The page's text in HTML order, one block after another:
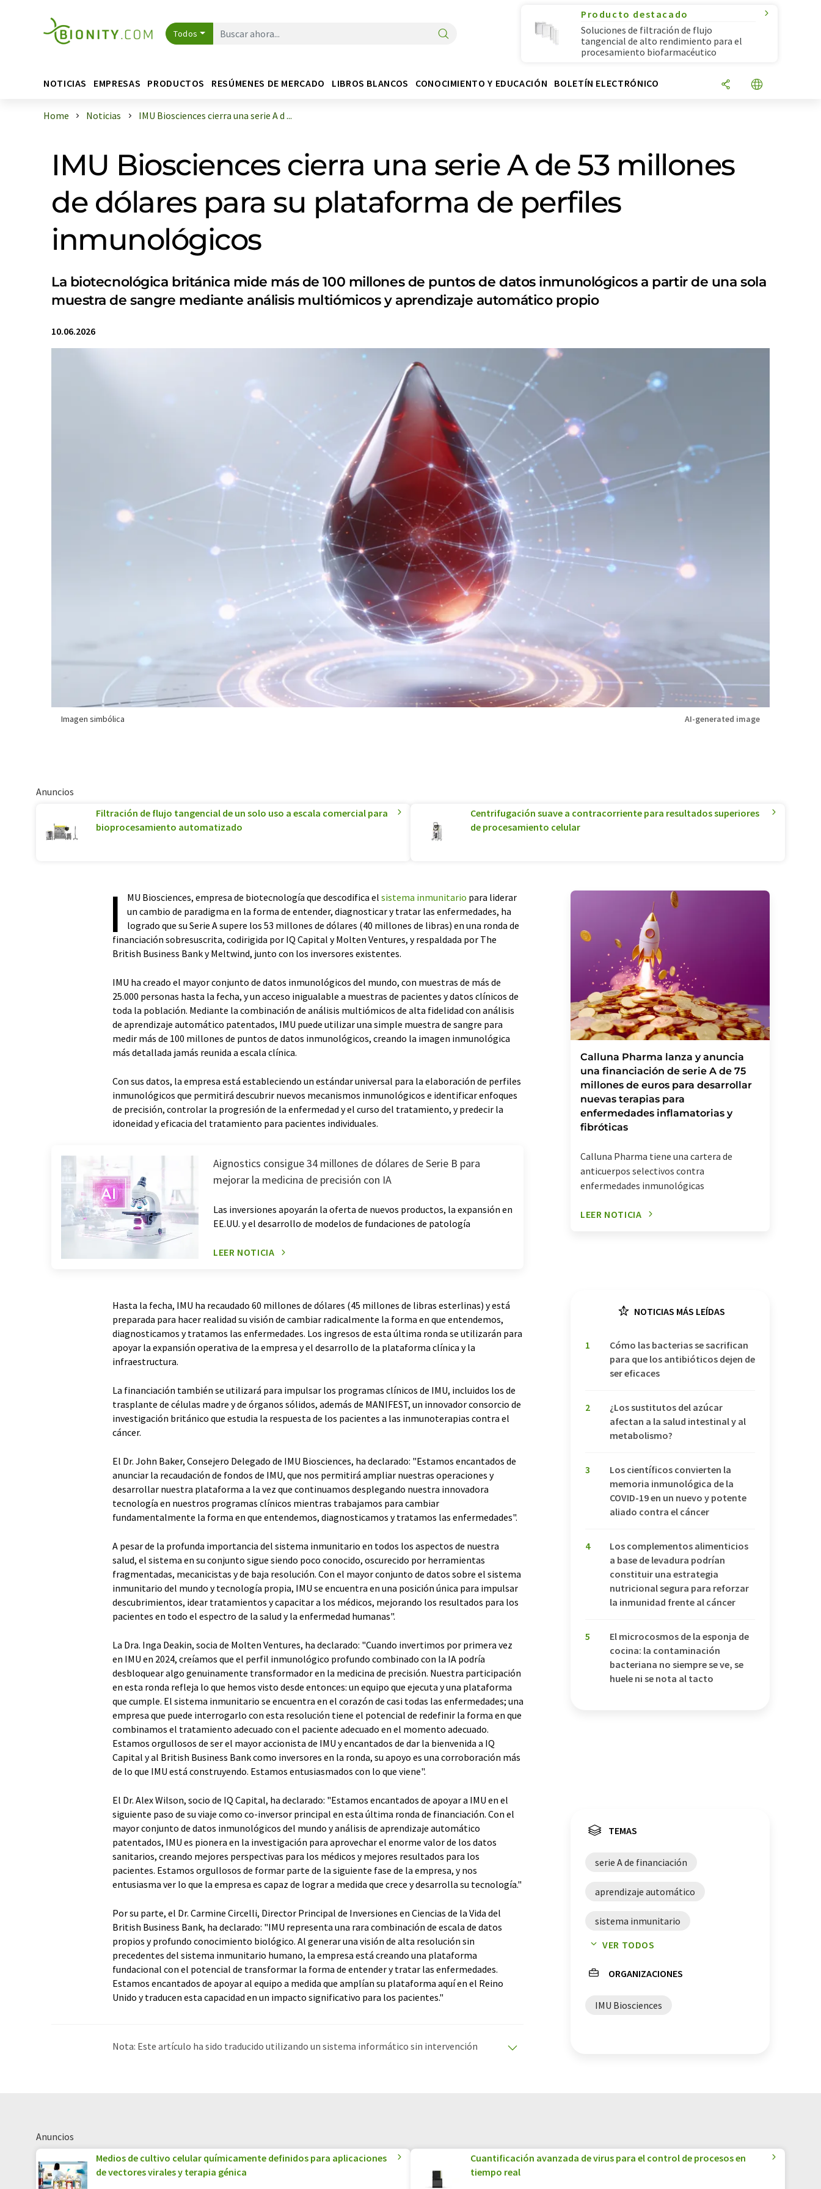
Todos
Producto destacado
Soluciones de filtración de flujo
tangencial de alto rendimiento para el
procesamiento biofarmacéutico
NOTICIAS EMPRESAS PRODUCTOS RESÚMENES DE MERCADO LIBROS BLANCOS CONOCIMIENTO Y EDUCACIÓN BOLETÍN ELECTRÓNICO
Home Noticias IMU Biosciences cierra una serie A d ...
IMU Biosciences cierra una serie A de 53 millones
de dólares para su plataforma de perfiles
inmunológicos
La biotecnológica británica mide más de 100 millones de puntos de datos inmunológicos a partir de una sola
muestra de sangre mediante análisis multiómicos y aprendizaje automático propio
10.06.2026
Imagen simbólica AI-generated image
Anuncios
Filtración de flujo tangencial de un solo uso a escala comercial para
bioprocesamiento automatizado
Centrifugación suave a contracorriente para resultados superiores
de procesamiento celular
I MU Biosciences, empresa de biotecnología que descodifica el sistema inmunitario para liderar
un cambio de paradigma en la forma de entender, diagnosticar y tratar las enfermedades, ha
logrado que su Serie A supere los 53 millones de dólares (40 millones de libras) en una ronda de
financiación sobresuscrita, codirigida por IQ Capital y Molten Ventures, y respaldada por The
British Business Bank y Meltwind, junto con los inversores existentes.
IMU ha creado el mayor conjunto de datos inmunológicos del mundo, con muestras de más de
25.000 personas hasta la fecha, y un acceso inigualable a muestras de pacientes y datos clínicos de
toda la población. Mediante la combinación de análisis multiómicos de alta fidelidad con análisis
de aprendizaje automático patentados, IMU puede utilizar una simple muestra de sangre para
medir más de 100 millones de puntos de datos inmunológicos, creando la imagen inmunológica
más detallada jamás reunida a escala clínica.
Con sus datos, la empresa está estableciendo un estándar universal para la elaboración de perfiles
inmunológicos que permitirá descubrir nuevos mecanismos inmunológicos e identificar enfoques
de precisión, controlar la progresión de la enfermedad y el curso del tratamiento, y predecir la
idoneidad y eficacia del tratamiento para pacientes individuales.
Aignostics consigue 34 millones de dólares de Serie B para
mejorar la medicina de precisión con IA
Las inversiones apoyarán la oferta de nuevos productos, la expansión en
EE.UU. y el desarrollo de modelos de fundaciones de patología
LEER NOTICIA
Hasta la fecha, IMU ha recaudado 60 millones de dólares (45 millones de libras esterlinas) y está
preparada para hacer realidad su visión de cambiar radicalmente la forma en que entendemos,
diagnosticamos y tratamos las enfermedades. Los ingresos de esta última ronda se utilizarán para
apoyar la expansión operativa de la empresa y el desarrollo de la plataforma clínica y la
infraestructura.
La financiación también se utilizará para impulsar los programas clínicos de IMU, incluidos los de
trasplante de células madre y de órganos sólidos, además de MANIFEST, un innovador consorcio de
investigación británico que estudia la respuesta de los pacientes a las inmunoterapias contra el
cáncer.
El Dr. John Baker, Consejero Delegado de IMU Biosciences, ha declarado: "Estamos encantados de
anunciar la recaudación de fondos de IMU, que nos permitirá ampliar nuestras operaciones y
desarrollar nuestra plataforma a la vez que continuamos desplegando nuestra innovadora
tecnología en nuestros programas clínicos mientras trabajamos para cambiar
fundamentalmente la forma en que entendemos, diagnosticamos y tratamos las enfermedades".
A pesar de la profunda importancia del sistema inmunitario en todos los aspectos de nuestra
salud, el sistema en su conjunto sigue siendo poco conocido, oscurecido por herramientas
fragmentadas, mecanicistas y de baja resolución. Con el mayor conjunto de datos sobre el sistema
inmunitario del mundo y tecnología propia, IMU se encuentra en una posición única para impulsar
descubrimientos, idear tratamientos y capacitar a los médicos, mejorando los resultados para los
pacientes en todo el espectro de la salud y la enfermedad humanas".
La Dra. Inga Deakin, socia de Molten Ventures, ha declarado: "Cuando invertimos por primera vez
en IMU en 2024, creíamos que el perfil inmunológico profundo combinado con la IA podría
desbloquear algo genuinamente transformador en la medicina de precisión. Nuestra participación
en esta ronda refleja lo que hemos visto desde entonces: un equipo que ejecuta y una plataforma
que cumple. El sistema inmunitario se encuentra en el corazón de casi todas las enfermedades; una
empresa que puede interrogarlo con esta resolución tiene el potencial de redefinir la forma en que
combinamos el tratamiento adecuado con el paciente adecuado en el momento adecuado.
Estamos orgullosos de ser el mayor accionista de IMU y encantados de dar la bienvenida a IQ
Capital y al British Business Bank como inversores en la ronda, su apoyo es una corroboración más
de lo que IMU está construyendo. Estamos entusiasmados con lo que viene".
El Dr. Alex Wilson, socio de IQ Capital, ha declarado: "Estamos encantados de apoyar a IMU en el
siguiente paso de su viaje como co-inversor principal en esta última ronda de financiación. Con el
mayor conjunto de datos inmunológicos del mundo y análisis de aprendizaje automático
patentados, IMU es pionera en la investigación para aprovechar el enorme valor de los datos
sanitarios, creando mejores perspectivas para los médicos y mejores resultados para los
pacientes. Estamos orgullosos de formar parte de la siguiente fase de la empresa, y nos
entusiasma ver lo que la empresa es capaz de lograr a medida que crece y desarrolla su tecnología."
Por su parte, el Dr. Carmine Circelli, Director Principal de Inversiones en Ciencias de la Vida del
British Business Bank, ha declarado: "IMU representa una rara combinación de escala de datos
propios y profundo conocimiento biológico. Al generar una visión de alta resolución sin
precedentes del sistema inmunitario humano, la empresa está creando una plataforma
fundacional con el potencial de transformar la forma de entender y tratar las enfermedades.
Estamos encantados de apoyar al equipo a medida que amplían su plataforma aquí en el Reino
Unido y traducen esta capacidad en un impacto significativo para los pacientes."
Nota: Este artículo ha sido traducido utilizando un sistema informático sin intervención
Calluna Pharma lanza y anuncia
una financiación de serie A de 75
millones de euros para desarrollar
nuevas terapias para
enfermedades inflamatorias y
fibróticas
Calluna Pharma tiene una cartera de
anticuerpos selectivos contra
enfermedades inmunológicas
LEER NOTICIA
NOTICIAS MÁS LEÍDAS
1
Cómo las bacterias se sacrifican
para que los antibióticos dejen de
ser eficaces
2
¿Los sustitutos del azúcar
afectan a la salud intestinal y al
metabolismo?
3
Los científicos convierten la
memoria inmunológica de la
COVID-19 en un nuevo y potente
aliado contra el cáncer
4
Los complementos alimenticios
a base de levadura podrían
constituir una estrategia
nutricional segura para reforzar
la inmunidad frente al cáncer
5
El microcosmos de la esponja de
cocina: la contaminación
bacteriana no siempre se ve, se
huele ni se nota al tacto
TEMAS
serie A de financiación
aprendizaje automático
sistema inmunitario
medicina de precisión
VER TODOS
ORGANIZACIONES
IMU Biosciences
Anuncios
Medios de cultivo celular químicamente definidos para aplicaciones
de vectores virales y terapia génica
Cuantificación avanzada de virus para el control de procesos en
tiempo real